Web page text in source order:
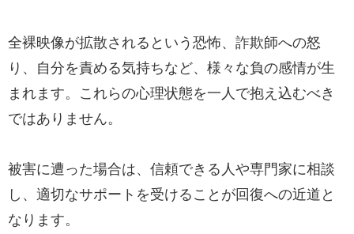
全裸映像が拡散されるという恐怖、詐欺師への怒
り、自分を責める気持ちなど、様々な負の感情が生
まれます。これらの心理状態を一人で抱え込むべき
ではありません。
被害に遭った場合は、信頼できる人や専門家に相談
し、適切なサポートを受けることが回復への近道と
なります。